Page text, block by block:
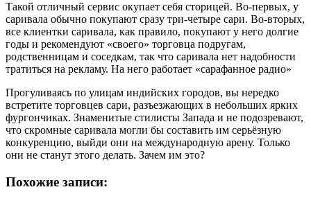
Такой отличный сервис окупает себя сторицей. Во-первых, у
саривала обычно покупают сразу три-четыре сари. Во-вторых,
все клиентки саривала, как правило, покупают у него долгие
годы и рекомендуют «своего» торговца подругам,
родственницам и соседкам, так что саривала нет надобности
тратиться на рекламу. На него работает «сарафанное радио»
Прогуливаясь по улицам индийских городов, вы нередко
встретите торговцев сари, разъезжающих в небольших ярких
фургончиках. Знаменитые стилисты Запада и не подозревают,
что скромные саривала могли бы составить им серьёзную
конкуренцию, выйди они на международную арену. Только
они не станут этого делать. Зачем им это?
Похожие записи: